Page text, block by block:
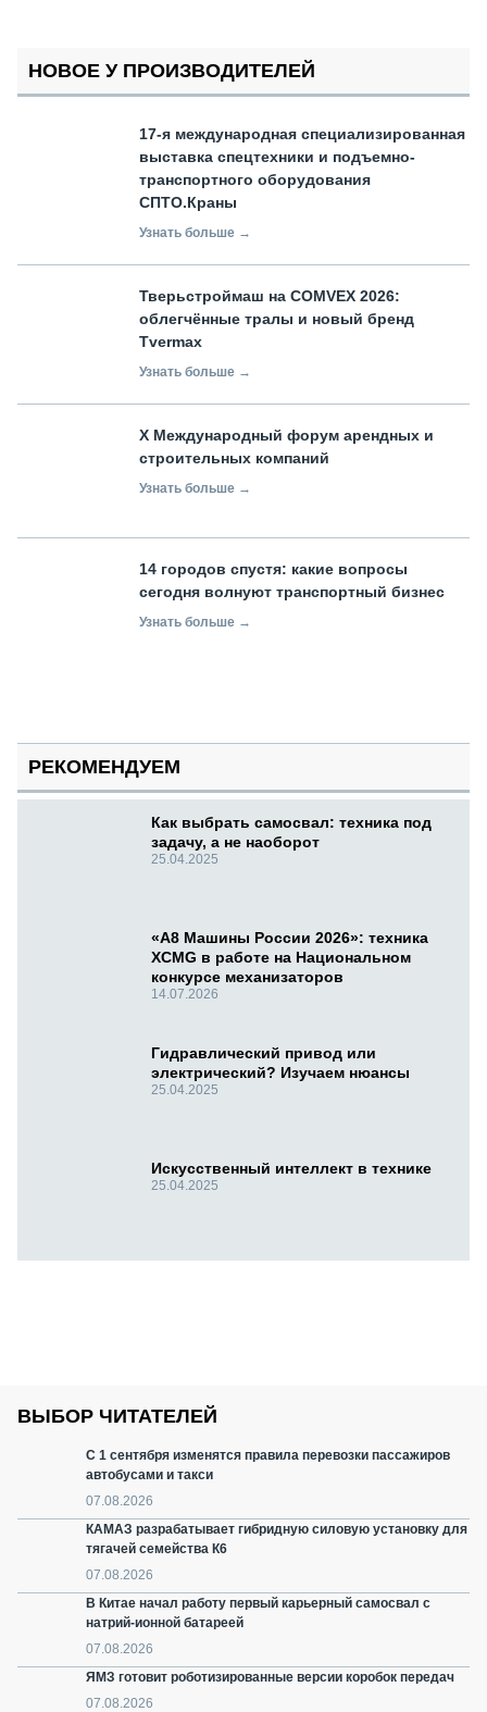
НОВОЕ У ПРОИЗВОДИТЕЛЕЙ
17-я международная специализированная
выставка спецтехники и подъемно-
транспортного оборудования
СПТО.Краны
Узнать больше →
Тверьстроймаш на COMVEX 2026:
облегчённые тралы и новый бренд
Tvermax
Узнать больше →
X Международный форум арендных и
строительных компаний
Узнать больше →
14 городов спустя: какие вопросы
сегодня волнуют транспортный бизнес
Узнать больше →
РЕКОМЕНДУЕМ
Как выбрать самосвал: техника под
задачу, а не наоборот
25.04.2025
«А8 Машины России 2026»: техника
XCMG в работе на Национальном
конкурсе механизаторов
14.07.2026
Гидравлический привод или
электрический? Изучаем нюансы
25.04.2025
Искусственный интеллект в технике
25.04.2025
ВЫБОР ЧИТАТЕЛЕЙ
С 1 сентября изменятся правила перевозки пассажиров
автобусами и такси
07.08.2026
КАМАЗ разрабатывает гибридную силовую установку для
тягачей семейства К6
07.08.2026
В Китае начал работу первый карьерный самосвал с
натрий-ионной батареей
07.08.2026
ЯМЗ готовит роботизированные версии коробок передач
07.08.2026